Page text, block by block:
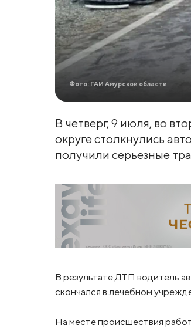
Фото: ГАИ Амурской области
В четверг, 9 июля, во
округе столкнулись
получили серьезные
В результате ДТП водитель
скончался в лечебном
На месте происшествия